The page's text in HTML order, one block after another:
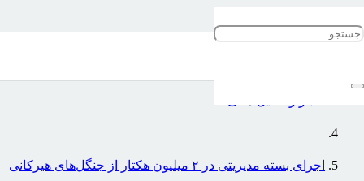
اجرای بسته مدیریتی در ۲ میلیون هکتار از جنگل‌های هیرکانی